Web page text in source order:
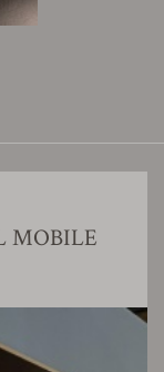
MOBILE